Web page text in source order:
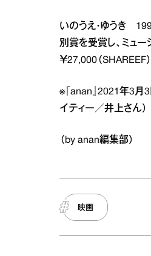
いのうえ・ゆうき
別賞を受賞し、ミュー
￥27,000（SHAREEF
※『anan』2021年3月
イティー／井上さん
（by anan編集部）
映画